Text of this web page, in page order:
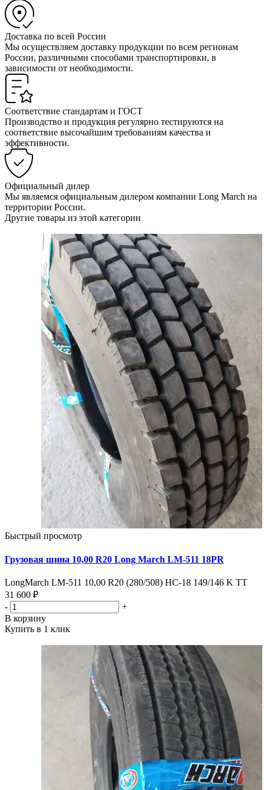
Доставка по всей России
Мы осуществляем доставку продукции по всем регионам
России, различными способами транспортировки, в
зависимости от необходимости.
Соответствие стандартам и ГОСТ
Производство и продукция регулярно тестируются на
соответствие высочайшим требованиям качества и
эффективности.
Официальный дилер
Мы являемся официальным дилером компании Long March на
территории России.
Другие товары из этой категории
Быстрый просмотр
Грузовая шина 10,00 R20 Long March LM-511 18PR
LongMarch LM-511 10,00 R20 (280/508) НС-18 149/146 K TT
31 600 ₽
-
+
В корзину
Купить в 1 клик